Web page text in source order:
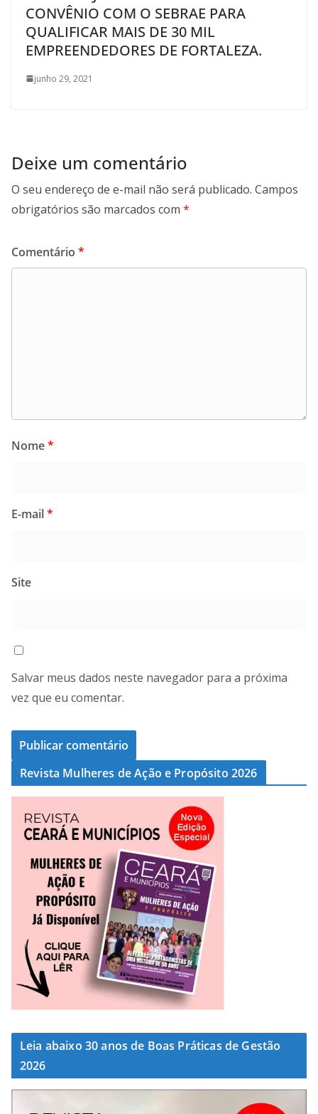
CONVÊNIO COM O SEBRAE PARA
QUALIFICAR MAIS DE 30 MIL
EMPREENDEDORES DE FORTALEZA.
junho 29, 2021
Deixe um comentário
O seu endereço de e-mail não será publicado. Campos
obrigatórios são marcados com *
Comentário *
Nome*
E-mail*
Site
Salvar meus dados neste navegador para a próxima
vez que eu comentar.
Revista Mulheres de Ação e Propósito 2026
Leia abaixo 30 anos de Boas Práticas de Gestão
2026